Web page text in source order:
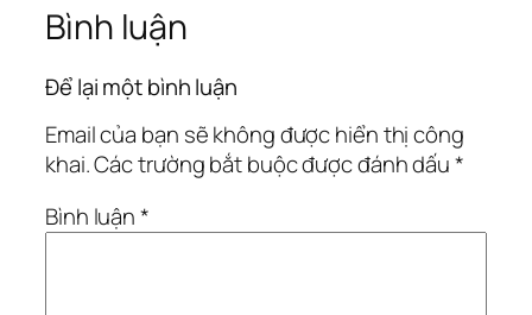
Bình luận
Để lại một bình luận
Email của bạn sẽ không được hiển thị công
khai.Các trường bắt buộc được đánh dấu*
Bình luận*